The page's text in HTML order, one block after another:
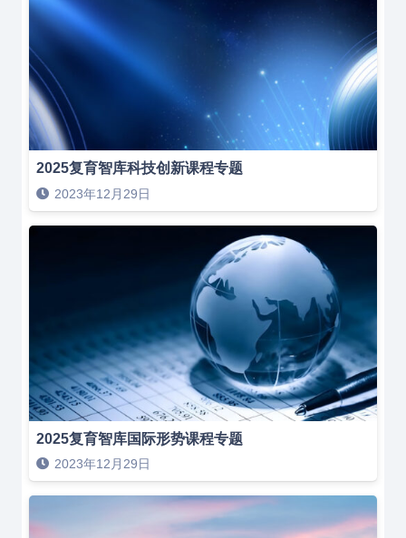
2025复育智库科技创新课程专题
2023年12月29日
2025复育智库国际形势课程专题
2023年12月29日